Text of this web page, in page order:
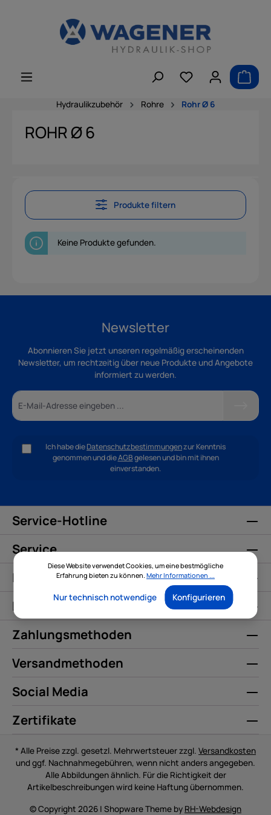
Hydraulikzubehör Rohre Rohr Ø 6
ROHR Ø 6
Produkte filtern
Keine Produkte gefunden.
Newsletter
Abonnieren Sie jetzt unseren regelmäßig erscheinenden
Newsletter, um rechtzeitig über neue Produkte und Angebote
informiert zu werden.
Ich habe dieDatenschutzbestimmungenzur Kenntnis
genommen und dieAGBgelesen und bin mit ihnen
einverstanden.
Service-Hotline
Service
Informationen
Kontakt
Zahlungsmethoden
Versandmethoden
Social Media
Zertifikate
* Alle Preise zzgl. gesetzl. Mehrwertsteuer zzgl. Versandkosten
und ggf. Nachnahmegebühren, wenn nicht anders angegeben.
Alle Abbildungen ähnlich. Für die Richtigkeit der
Artikelbeschreibungen wird keine Haftung übernommen.
© Copyright 2026 | Shopware Theme by RH-Webdesign
Diese Website verwendet Cookies, um eine bestmögliche
Erfahrung bieten zu können. Mehr Informationen ...
Nur technisch notwendige Konfigurieren